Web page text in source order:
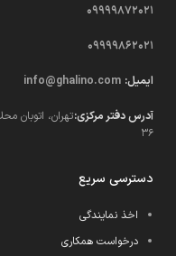
09999872021
09999862021
ایمیل: info@ghalino.com
آدرس دفتر مرکزی:تهران، اتوبان
36
دسترسی سریع
اخذ نمایندگی
درخواست همکاری